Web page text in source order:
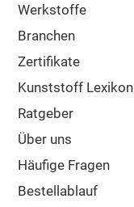
Werkstoffe
Branchen
Zertifikate
Kunststoff Lexikon
Ratgeber
Über uns
Häufige Fragen
Bestellablauf